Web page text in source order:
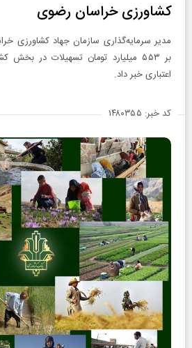
کشاورزی خراسان رضوی
مدیر سرمایه‌گذاری سازمان جهاد کشاورزی
بر ۵۵۳ میلیارد تومان تسهیلات در
اعتباری خبر داد.
کد خبر: ۱۴۸۰۳۵۵